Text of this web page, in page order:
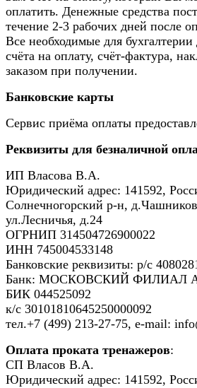
оплатить. Денежные средства
течение 2-3 рабочих дней после
Все необходимые для
счёта на оплату, счёт-фактура,
заказом при получении.
Банковские карты
Сервис приёма оплаты
Реквизиты для безналичной
ИП Власова В.А.
Юридический адрес: 141592,
Солнечногорский р-н,
ул.Лесничья, д.24
ОГРНИП 314504726900022
ИНН 745004533148
Банковские реквизиты: р/с
Банк: МОСКОВСКИЙ ФИЛИАЛ
БИК 044525092
к/с 30101810645250000092
тел.+7 (499) 213-27-75, e-mail:
Оплата проката тренажеров:
СП Власов В.А.
Юридический адрес: 141592,